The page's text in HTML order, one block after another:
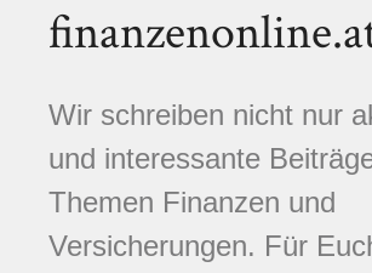
Wir schreiben nicht nur
und interessante
Themen Finanzen und
Versicherungen. Für